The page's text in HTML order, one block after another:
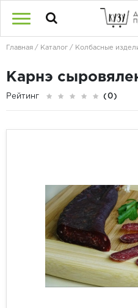
Главная Каталог Колбасные
Карнэ
Рейтинг (0)